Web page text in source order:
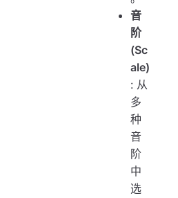
音
阶
(Sc
ale)
: 从
多
种
音
阶
中
选